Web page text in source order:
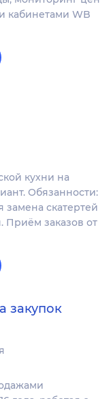
кабинетами WB
кухни на
Обязанности:
скатертей
Приём заказов от
закупок